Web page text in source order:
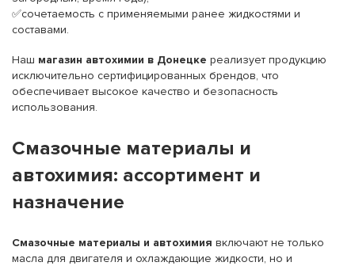
✅сочетаемость с применяемыми ранее жидкостями и
составами.
Наш магазин автохимии в Донецке реализует продукцию
исключительно сертифицированных брендов, что
обеспечивает высокое качество и безопасность
использования.
Смазочные материалы и
автохимия: ассортимент и
назначение
Смазочные материалы и автохимия включают не только
масла для двигателя и охлаждающие жидкости, но и